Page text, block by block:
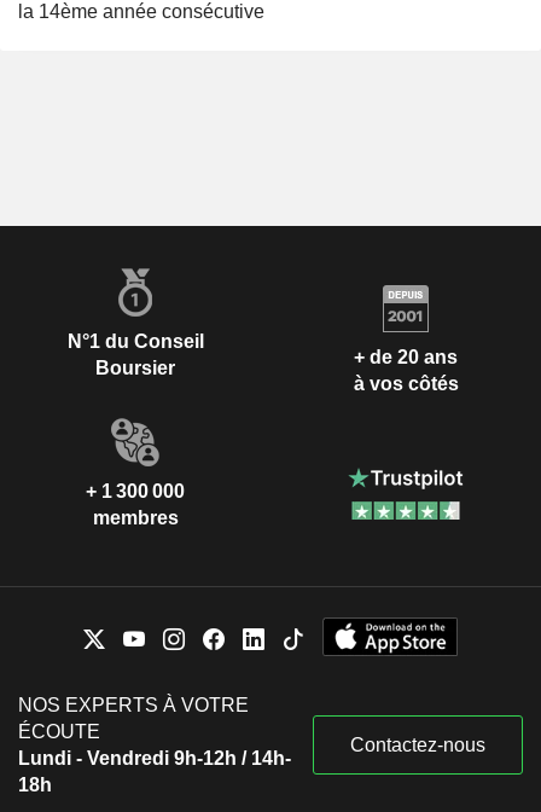
la 14ème année consécutive
N°1 du Conseil
Boursier
+ de 20 ans
à vos côtés
+ 1 300 000
membres
NOS EXPERTS À VOTRE
ÉCOUTE
Lundi - Vendredi 9h-12h / 14h-
18h
Contactez-nous